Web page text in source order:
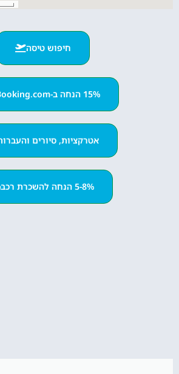
חיפוש טיסה
15% הנחה ב-Booking.com
אטרקציות, סיורים
5-8% הנחה להשכרת רכב